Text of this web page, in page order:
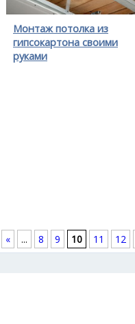
Монтаж потолка из
гипсокартона своими
руками
« ... 8 9 10 11 12